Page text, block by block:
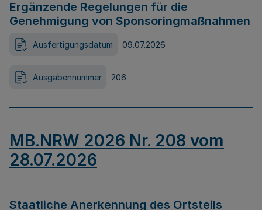
Ergänzende Regelungen für die
Genehmigung von Sponsoringmaßnahmen
Ausfertigungsdatum 09.07.2026
Ausgabennummer 206
MB.NRW 2026 Nr. 208 vom
28.07.2026
Staatliche Anerkennung des Ortsteils